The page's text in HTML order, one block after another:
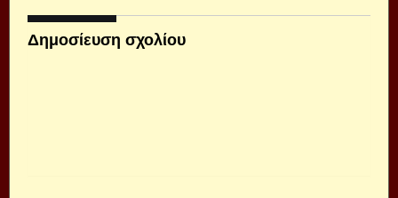
Δημοσίευση σχολίου